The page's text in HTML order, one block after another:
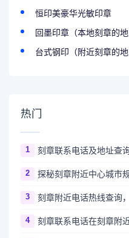
恒印美豪华光敏印章
回墨印章（本地刻章的地
台式钢印（附近刻章的地
热门
1 刻章联系电话及地址查
2 探秘刻章附近中心城市
3 刻章附近电话热线查询
4 刻章联系电话在刻章附